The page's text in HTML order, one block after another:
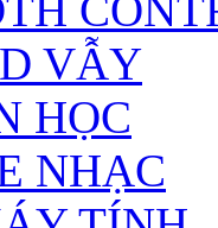
VẪY
HỌC
NHẠC